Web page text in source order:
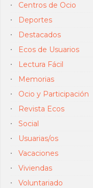
Centros de Ocio
Deportes
Destacados
Ecos de Usuarios
Lectura Fácil
Memorias
Ocio y Participación
Revista Ecos
Social
Usuarias/os
Vacaciones
Viviendas
Voluntariado